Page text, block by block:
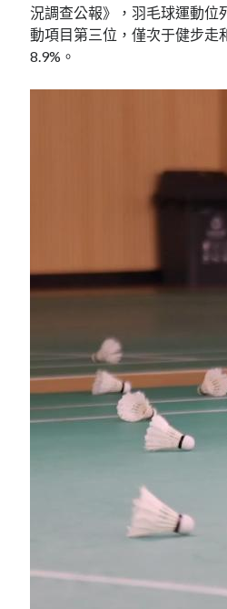
況調查公報》，羽毛球運動位
動項目第三位，僅次于健步走
8.9%。